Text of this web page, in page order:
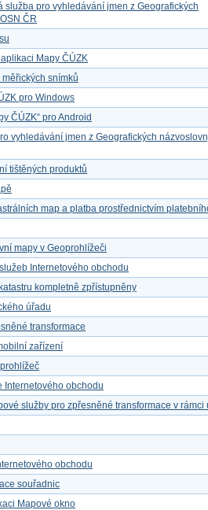
služba pro vyhledávání jmen z Geografických
ČR
Mapy ČÚZK
snímků
pro Windows
ČÚZK“ pro Android
vyhledávání jmen z Geografických
tištěných produktů
map a platba prostřednictvím
mapy v Geoprohlížeči
Internetového obchodu
kompletně zpřístupněny
úřadu
transformace
zařízení
Internetového obchodu
služby pro zpřesněné transformace v rámci
obchodu
souřadnic
Mapové okno